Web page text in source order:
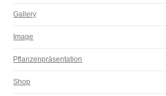
Gallery
Image
Pflanzenpräsentation
Shop